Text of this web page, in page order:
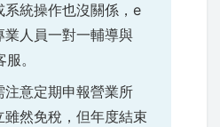
系統操作也沒關係，e
業人員一對一輔導與
。
注意定期申報營業所
雖然免稅，但年度結束